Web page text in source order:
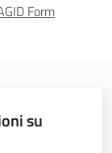
Form
su